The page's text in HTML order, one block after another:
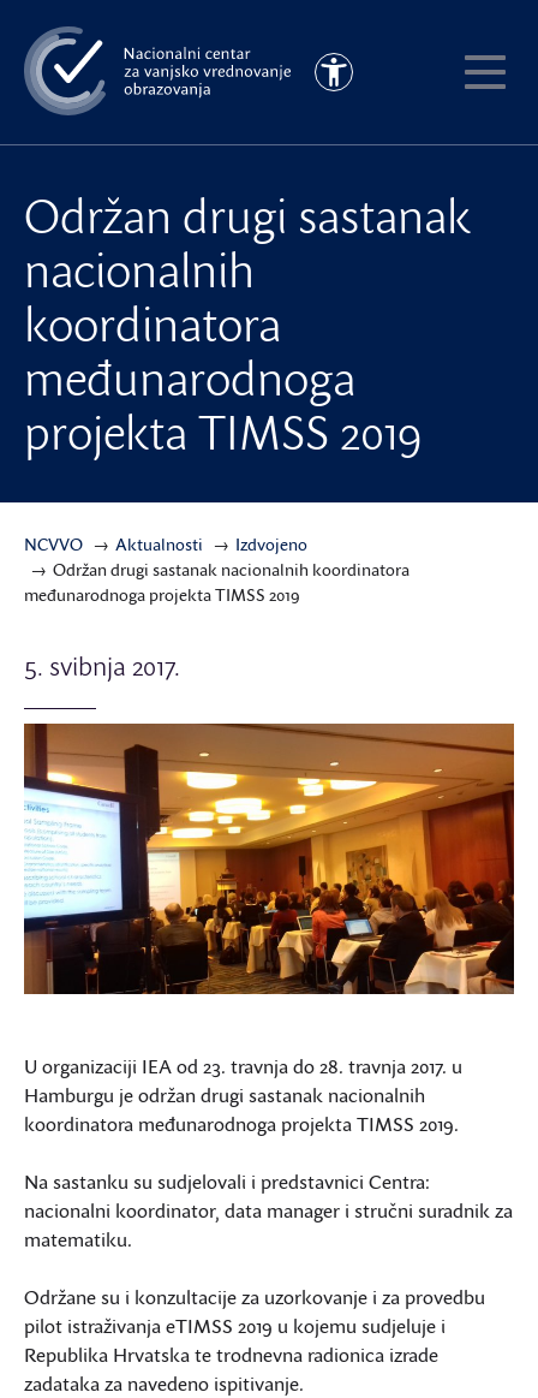
na
glavni
sadržaj
Pristupačnost
Održan drugi sastanak
nacionalnih
koordinatora
međunarodnoga
projekta TIMSS 2019
NCVVO Aktualnosti
Izdvojeno
Održan drugi sastanak nacionalnih koordinatora
međunarodnoga projekta TIMSS 2019
5. svibnja 2017.
U organizaciji IEA od 23. travnja do 28. travnja 2017. u
Hamburgu je održan drugi sastanak nacionalnih
koordinatora međunarodnoga projekta TIMSS 2019.
Na sastanku su sudjelovali i predstavnici Centra:
nacionalni koordinator, data manager i stručni suradnik za
matematiku.
Održane su i konzultacije za uzorkovanje i za provedbu
pilot istraživanja eTIMSS 2019 u kojemu sudjeluje i
Republika Hrvatska te trodnevna radionica izrade
zadataka za navedeno ispitivanje.